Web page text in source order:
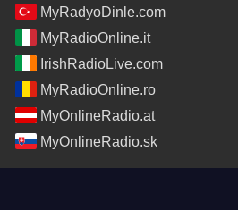
MyRadyoDinle.com
MyRadioOnline.it
IrishRadioLive.com
MyRadioOnline.ro
MyOnlineRadio.at
MyOnlineRadio.sk